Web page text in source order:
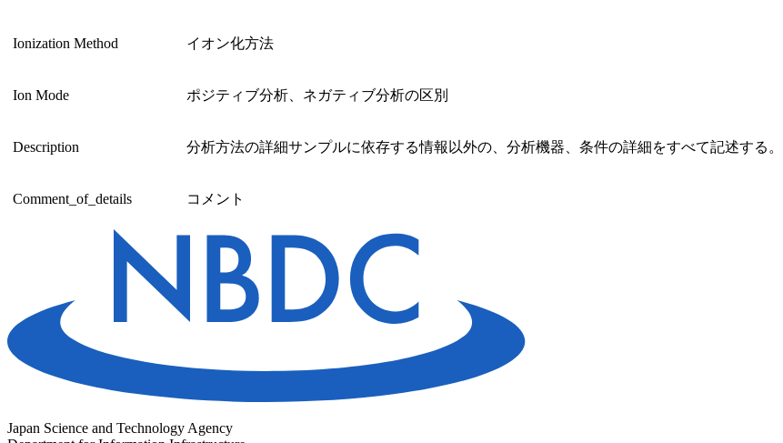
Ionization Method イオン化方法
Ion Mode ポジティブ分析、ネガティブ分析の区別
Description 分析方法の詳細サンプルに依存する情報以外の、分析機器、条件の詳細をすべて記述する。
Comment_of_details コメント
Japan Science and Technology Agency